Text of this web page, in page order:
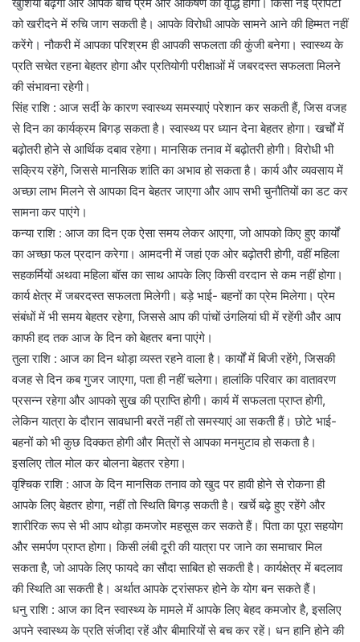
को खरीदने में रुचि जाग सकती है। आपके विरोधी आपके सामने आने की हिम्मत नहीं
करेंगे। नौकरी में आपका परिश्रम ही आपकी सफलता की कुंजी बनेगा। स्वास्थ्य के
प्रति सचेत रहना बेहतर होगा और प्रतियोगी परीक्षाओं में जबरदस्त सफलता मिलने
की संभावना रहेगी।
सिंह राशि : आज सर्दी के कारण स्वास्थ्य समस्याएं परेशान कर सकती हैं, जिस वजह
से दिन का कार्यक्रम बिगड़ सकता है। स्वास्थ्य पर ध्यान देना बेहतर होगा। खर्चों में
बढ़ोतरी होने से आर्थिक दबाव रहेगा। मानसिक तनाव में बढ़ोतरी होगी। विरोधी भी
सक्रिय रहेंगे, जिससे मानसिक शांति का अभाव हो सकता है। कार्य और व्यवसाय में
अच्छा लाभ मिलने से आपका दिन बेहतर जाएगा और आप सभी चुनौतियों का डट कर
सामना कर पाएंगे।
कन्या राशि : आज का दिन एक ऐसा समय लेकर आएगा, जो आपको किए हुए कार्यों
का अच्छा फल प्रदान करेगा। आमदनी में जहां एक ओर बढ़ोतरी होगी, वहीं महिला
सहकर्मियों अथवा महिला बॉस का साथ आपके लिए किसी वरदान से कम नहीं होगा।
कार्य क्षेत्र में जबरदस्त सफलता मिलेगी। बड़े भाई- बहनों का प्रेम मिलेगा। प्रेम
संबंधों में भी समय बेहतर रहेगा, जिससे आप की पांचों उंगलियां घी में रहेंगी और आप
काफी हद तक आज के दिन को बेहतर बना पाएंगे।
तुला राशि : आज का दिन थोड़ा व्यस्त रहने वाला है। कार्यों में बिजी रहेंगे, जिसकी
वजह से दिन कब गुजर जाएगा, पता ही नहीं चलेगा। हालांकि परिवार का वातावरण
प्रसन्न रहेगा और आपको सुख की प्राप्ति होगी। कार्य में सफलता प्राप्त होगी,
लेकिन यात्रा के दौरान सावधानी बरतें नहीं तो समस्याएं आ सकती हैं। छोटे भाई-
बहनों को भी कुछ दिक्कत होगी और मित्रों से आपका मनमुटाव हो सकता है।
इसलिए तोल मोल कर बोलना बेहतर रहेगा।
वृश्चिक राशि : आज के दिन मानसिक तनाव को खुद पर हावी होने से रोकना ही
आपके लिए बेहतर होगा, नहीं तो स्थिति बिगड़ सकती है। खर्चे बढ़े हुए रहेंगे और
शारीरिक रूप से भी आप थोड़ा कमजोर महसूस कर सकते हैं। पिता का पूरा सहयोग
और समर्पण प्राप्त होगा। किसी लंबी दूरी की यात्रा पर जाने का समाचार मिल
सकता है, जो आपके लिए फायदे का सौदा साबित हो सकती है। कार्यक्षेत्र में बदलाव
की स्थिति आ सकती है। अर्थात आपके ट्रांसफर होने के योग बन सकते हैं।
धनु राशि : आज का दिन स्वास्थ्य के मामले में आपके लिए बेहद कमजोर है, इसलिए
अपने स्वास्थ्य के प्रति संजीदा रहें और बीमारियों से बच कर रहें। धन हानि होने की